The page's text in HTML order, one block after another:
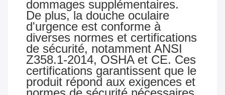
dommages supplémentaires.
De plus, la douche oculaire
d'urgence est conforme à
diverses normes et certifications
de sécurité, notamment ANSI
Z358.1-2014, OSHA et CE. Ces
certifications garantissent que le
produit répond aux exigences et